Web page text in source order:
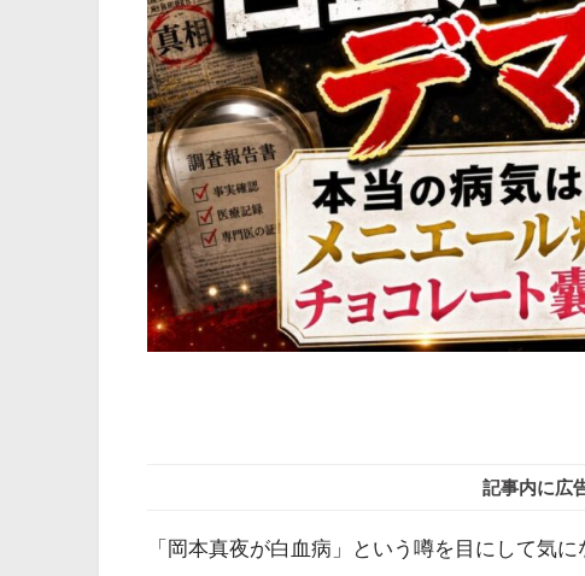
記事内に広
「岡本真夜が白血病」という噂を目にして気